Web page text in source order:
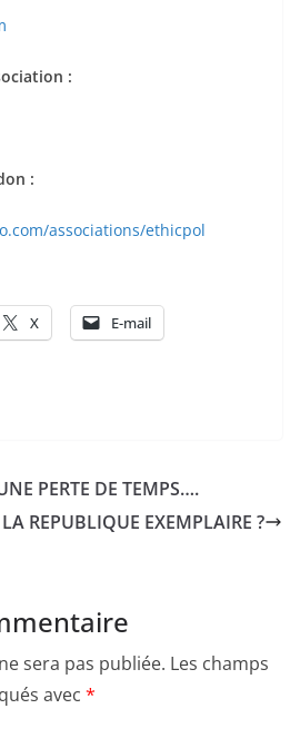
:
:
associations/ethicpol
X E-mail
PERTE DE TEMPS….
LA REPUBLIQUE EXEMPLAIRE ?
sera pas publiée. Les champs
avec *